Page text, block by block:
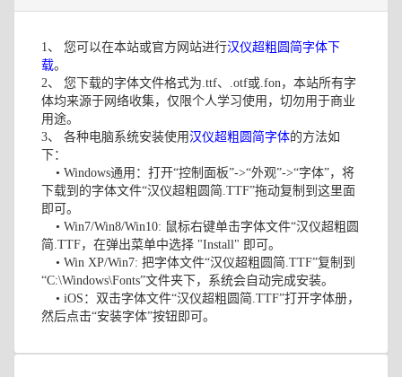
1、 您可以在本站或官方网站进行汉仪超粗圆简字体下
载。
2、 您下载的字体文件格式为.ttf、.otf或.fon，本站所有字
体均来源于网络收集，仅限个人学习使用，切勿用于商业
用途。
3、 各种电脑系统安装使用汉仪超粗圆简字体的方法如
下：
• Windows通用：打开“控制面板”->“外观”->“字体”，将
下载到的字体文件“汉仪超粗圆简.TTF”拖动复制到这里面
即可。
• Win7/Win8/Win10: 鼠标右键单击字体文件“汉仪超粗圆
简.TTF，在弹出菜单中选择 "Install" 即可。
• Win XP/Win7: 把字体文件“汉仪超粗圆简.TTF”复制到
“C:\Windows\Fonts”文件夹下，系统会自动完成安装。
• iOS：双击字体文件“汉仪超粗圆简.TTF”打开字体册，
然后点击“安装字体”按钮即可。